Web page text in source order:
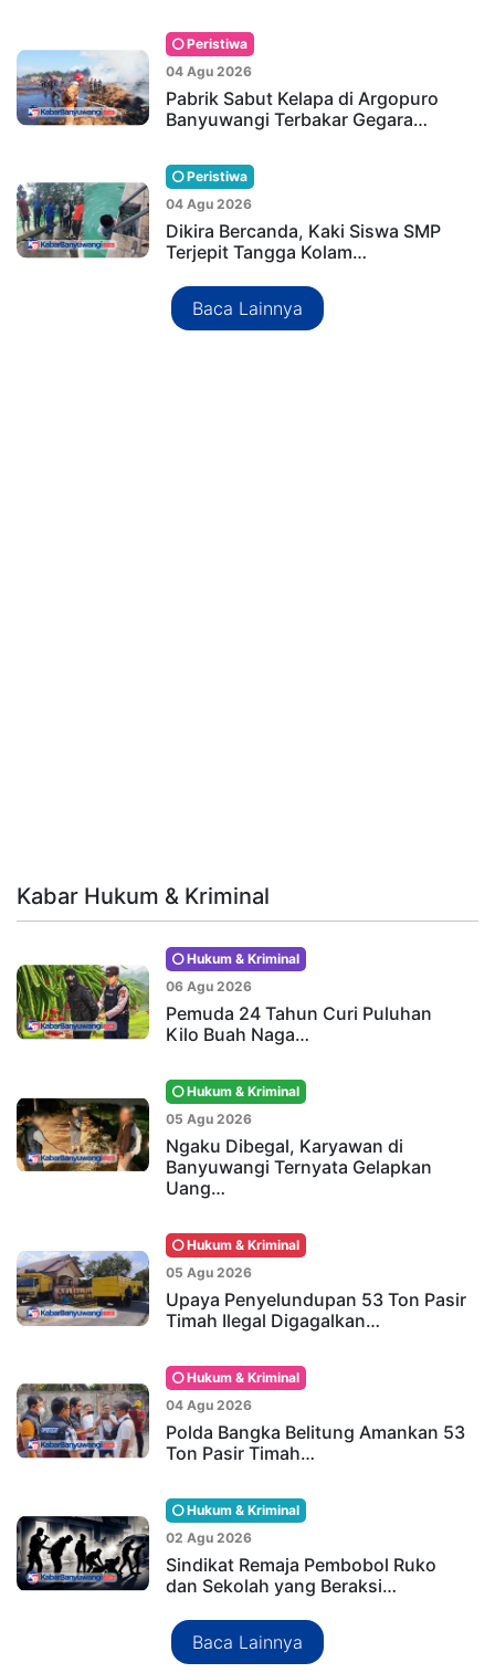
Peristiwa
04 Agu 2026
Pabrik Sabut Kelapa di Argopuro
Banyuwangi Terbakar Gegara…
Peristiwa
04 Agu 2026
Dikira Bercanda, Kaki Siswa SMP
Terjepit Tangga Kolam…
Baca Lainnya
Kabar Hukum & Kriminal
Hukum & Kriminal
06 Agu 2026
Pemuda 24 Tahun Curi Puluhan
Kilo Buah Naga…
Hukum & Kriminal
05 Agu 2026
Ngaku Dibegal, Karyawan di
Banyuwangi Ternyata Gelapkan
Uang…
Hukum & Kriminal
05 Agu 2026
Upaya Penyelundupan 53 Ton Pasir
Timah Ilegal Digagalkan…
Hukum & Kriminal
04 Agu 2026
Polda Bangka Belitung Amankan 53
Ton Pasir Timah…
Hukum & Kriminal
02 Agu 2026
Sindikat Remaja Pembobol Ruko
dan Sekolah yang Beraksi…
Baca Lainnya